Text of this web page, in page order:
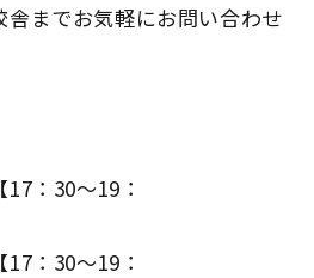
までお気軽にお問い合わせ
：30～19：
：30～19：